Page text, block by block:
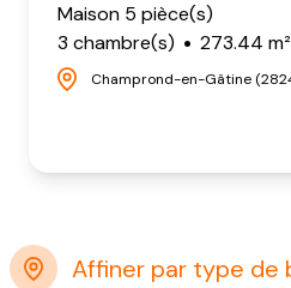
Maison 5 pièce(s)
3 chambre(s)
273.44 m²
Champrond-en-Gâtine
Affiner par type de